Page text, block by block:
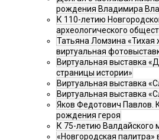
рождения Владимира
К 110-летию
археологического
Татьяна Ломзина «Тихая
виртуальная
Виртуальная выставка
страницы истории»
Виртуальная выставка
Виртуальная выставка
Яков Федотович Павлов.
рождения героя
К 75-летию Валдайского
«Новгородская палитра»